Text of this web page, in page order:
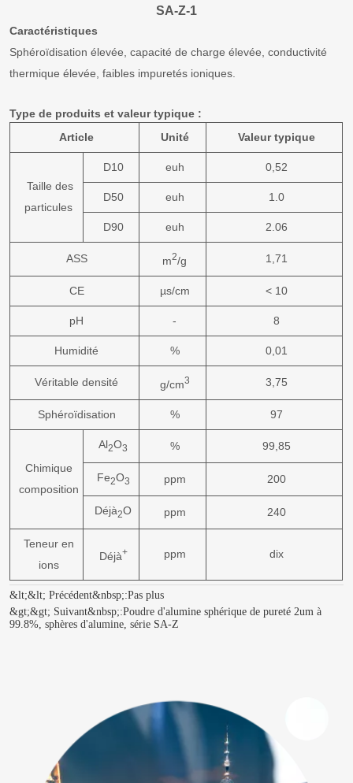
SA-Z-1
Caractéristiques
Sphéroïdisation élevée, capacité de charge élevée, conductivité
thermique élevée, faibles impuretés ioniques.
Type de produits et valeur typique :
Article
Unité Valeur typique
Taille des
particules
D10 euh 0,52
D50 euh 1.0
D90 euh 2.06
ASS m2/g 1,71
CE µs/cm < 10
pH - 8
Humidité % 0,01
Véritable densité g/cm3 3,75
Sphéroïdisation % 97
Chimique
composition
Al2O3 % 99,85
Fe2O3 ppm 200
Déjà2O ppm 240
Teneur en
ions
Déjà+ ppm dix
&lt;&lt; Précédent&nbsp;:Pas plus
&gt;&gt; Suivant&nbsp;:Poudre d'alumine sphérique de pureté 2um à
99.8%, sphères d'alumine, série SA-Z